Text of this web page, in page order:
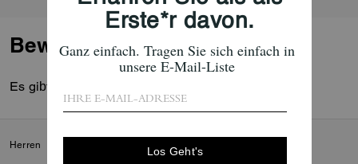
Bewertungen
Es gibt noch keine Reviews.
Herren Sonnenbrillen